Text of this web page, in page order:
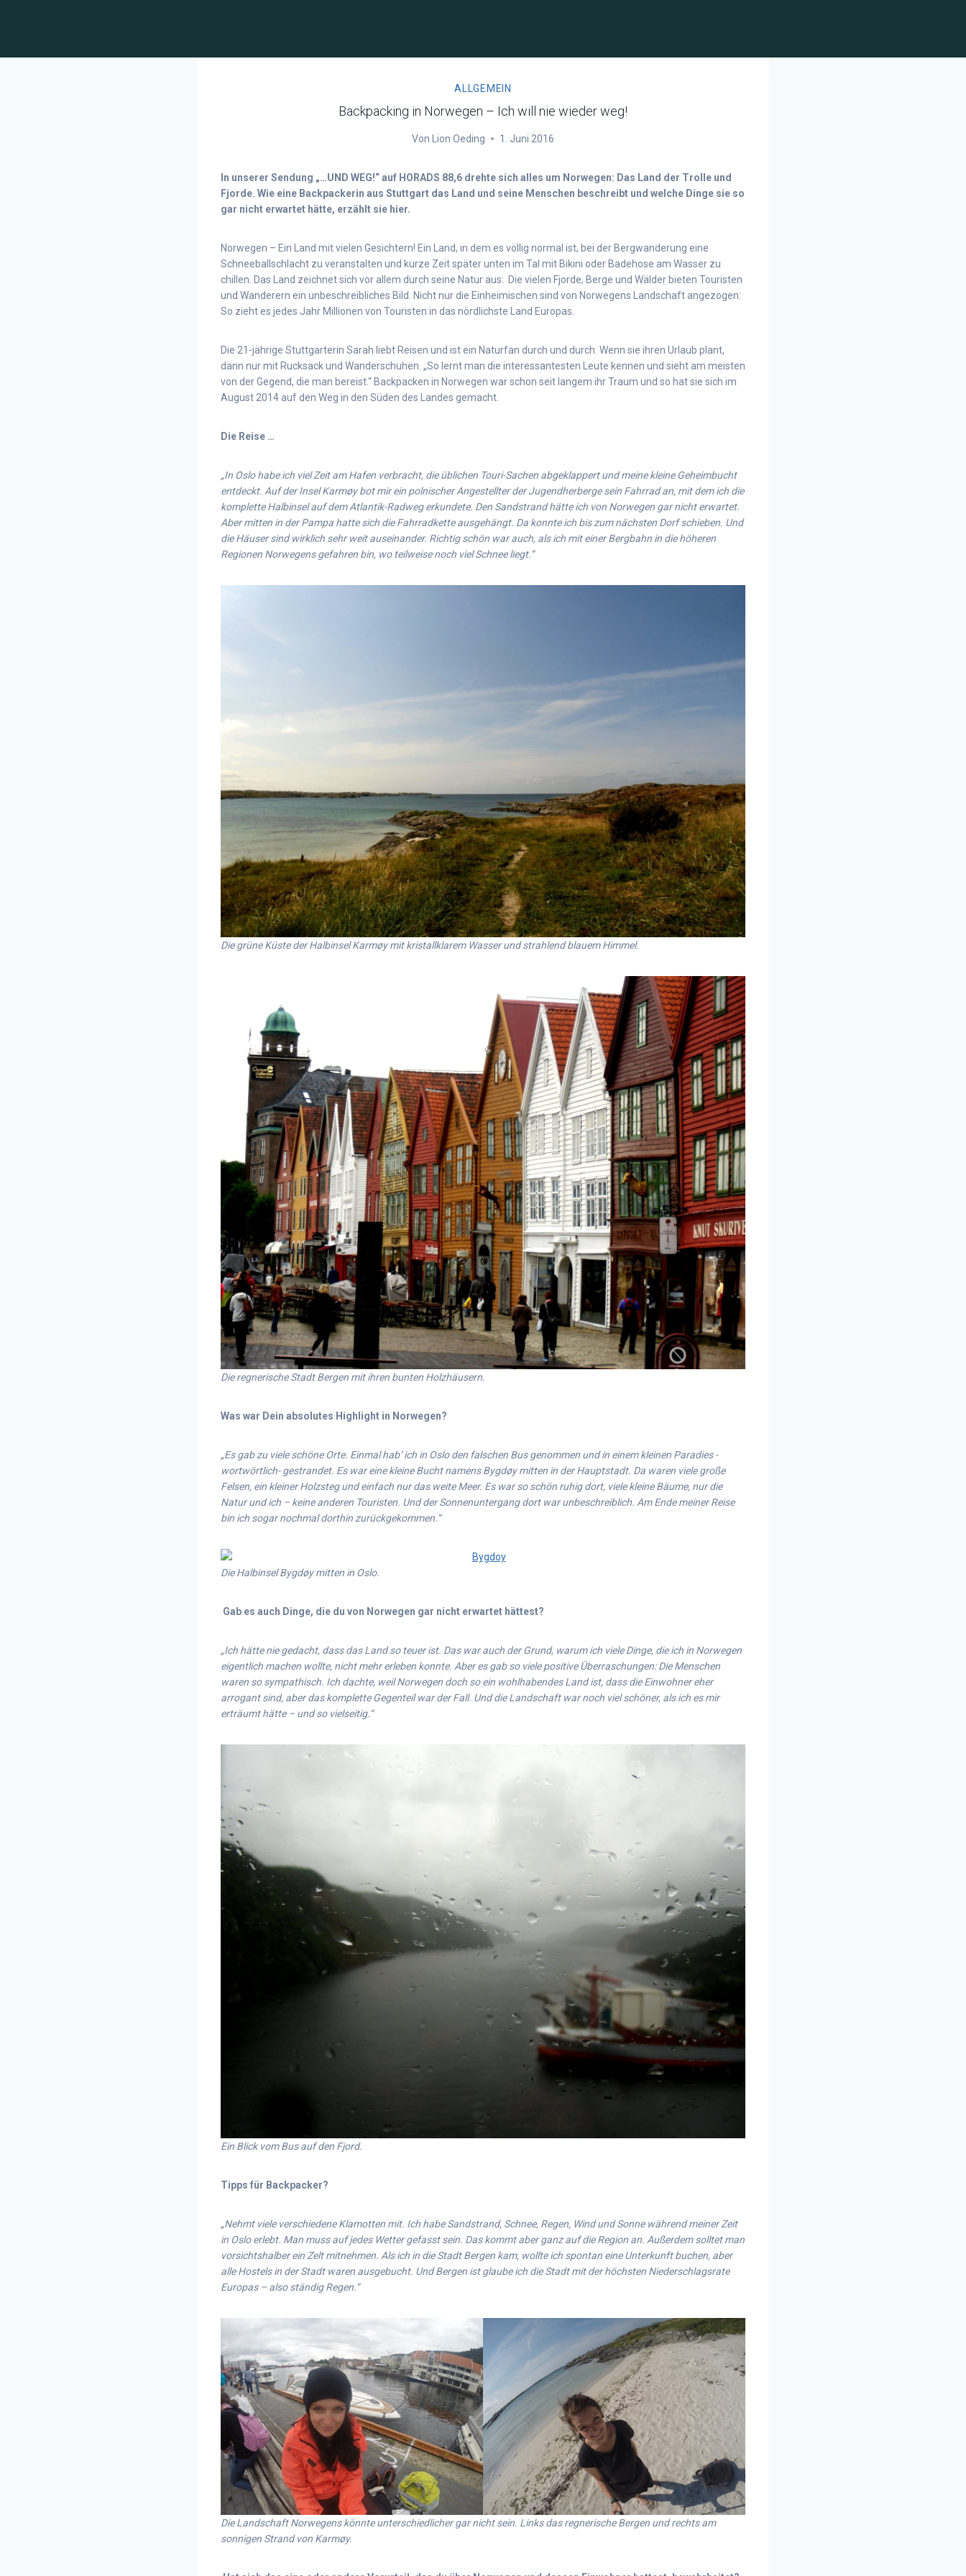
ALLGEMEIN
Backpacking in Norwegen – Ich will nie wieder weg!
Von Lion Oeding 1. Juni 2016
In unserer Sendung „…UND WEG!“ auf HORADS 88,6 drehte sich alles um Norwegen: Das Land der Trolle und
Fjorde. Wie eine Backpackerin aus Stuttgart das Land und seine Menschen beschreibt und welche Dinge sie so
gar nicht erwartet hätte, erzählt sie hier.
Norwegen – Ein Land mit vielen Gesichtern! Ein Land, in dem es völlig normal ist, bei der Bergwanderung eine
Schneeballschlacht zu veranstalten und kurze Zeit später unten im Tal mit Bikini oder Badehose am Wasser zu
chillen. Das Land zeichnet sich vor allem durch seine Natur aus: Die vielen Fjorde, Berge und Wälder bieten Touristen
und Wanderern ein unbeschreibliches Bild. Nicht nur die Einheimischen sind von Norwegens Landschaft angezogen:
So zieht es jedes Jahr Millionen von Touristen in das nördlichste Land Europas.
Die 21-jährige Stuttgarterin Sarah liebt Reisen und ist ein Naturfan durch und durch. Wenn sie ihren Urlaub plant,
dann nur mit Rucksack und Wanderschuhen. „So lernt man die interessantesten Leute kennen und sieht am meisten
von der Gegend, die man bereist.“ Backpacken in Norwegen war schon seit langem ihr Traum und so hat sie sich im
August 2014 auf den Weg in den Süden des Landes gemacht.
Die Reise …
„In Oslo habe ich viel Zeit am Hafen verbracht, die üblichen Touri-Sachen abgeklappert und meine kleine Geheimbucht
entdeckt. Auf der InselKarmøy bot mir ein polnischer Angestellter der Jugendherberge sein Fahrrad an, mit dem ich die
komplette Halbinsel auf dem Atlantik-Radweg erkundete. Den Sandstrand hätte ich von Norwegen gar nicht erwartet.
Aber mitten in der Pampa hatte sich die Fahrradkette ausgehängt. Da konnte ich bis zum nächsten Dorf schieben. Und
die Häuser sind wirklich sehr weit auseinander. Richtig schön war auch, als ich mit einer Bergbahn in die höheren
Regionen Norwegens gefahren bin, wo teilweise noch viel Schnee liegt.“
Die grüne Küste der Halbinsel Karmøy mit kristallklarem Wasser und strahlend blauem Himmel.
Die regnerische Stadt Bergen mit ihren bunten Holzhäusern.
Was war Dein absolutes Highlight in Norwegen?
„Es gab zu viele schöne Orte. Einmal hab‘ ich in Oslo den falschen Bus genommen und in einem kleinen Paradies -
wortwörtlich- gestrandet. Es war eine kleine Bucht namensBygdøymitten in der Hauptstadt. Da waren viele große
Felsen, ein kleiner Holzsteg und einfach nur das weite Meer. Es war so schön ruhig dort, viele kleine Bäume, nur die
Natur und ich – keine anderen Touristen. Und der Sonnenuntergang dort war unbeschreiblich. Am Ende meiner Reise
bin ich sogar nochmal dorthin zurückgekommen.“
Die Halbinsel Bygdøy mitten in Oslo.
Gab es auch Dinge, die du von Norwegen gar nicht erwartet hättest?
„Ich hätte nie gedacht, dass das Land so teuer ist. Das war auch der Grund, warum ich viele Dinge, die ich in Norwegen
eigentlich machen wollte, nicht mehr erleben konnte. Aber es gab so viele positive Überraschungen: Die Menschen
waren so sympathisch. Ich dachte, weil Norwegen doch so ein wohlhabendes Land ist, dass die Einwohner eher
arrogant sind, aber das komplette Gegenteil war der Fall. Und die Landschaft war noch viel schöner, als ich es mir
erträumt hätte – und so vielseitig.“
Ein Blick vom Bus auf den Fjord.
Tipps für Backpacker?
„Nehmt viele verschiedene Klamotten mit. Ich habe Sandstrand, Schnee, Regen, Wind und Sonne während meiner Zeit
in Oslo erlebt. Man muss auf jedes Wetter gefasst sein. Das kommt aber ganz auf die Region an. Außerdem solltet man
vorsichtshalber ein Zelt mitnehmen. Als ich in die Stadt Bergen kam, wollte ich spontan eine Unterkunft buchen, aber
alle Hostels in der Stadt waren ausgebucht. Und Bergen ist glaube ich die Stadt mit der höchsten Niederschlagsrate
Europas – also ständig Regen.“
Die Landschaft Norwegens könnte unterschiedlicher gar nicht sein. Links das regnerische Bergen und rechts am
sonnigen Strand von Karmøy.